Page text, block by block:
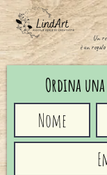
Un
è un
Ordina